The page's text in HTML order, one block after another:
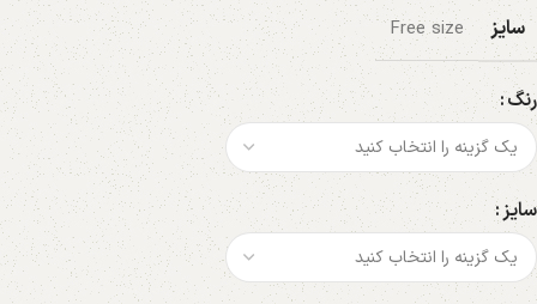
سایز Free size
رنگ
سایز